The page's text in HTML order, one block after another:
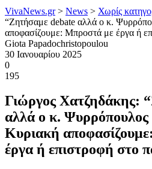
VivaNews.gr> News > Χωρίς
“Ζητήσαμε debate αλλά ο κ.
αποφασίζουμε: Μπροστά με έργα ή
Giota Papadochristopoulou
30 Ιανουαρίου 2025
0
195
Γιώργος Χατζηδάκης:
αλλά ο κ. Ψυρρόπουλος
Κυριακή
έργα ή επιστροφή στο